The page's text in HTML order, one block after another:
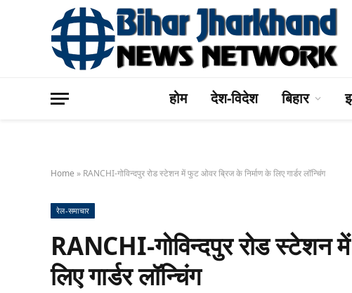
होम देश-विदेश बिहार
Home » RANCHI-गोविन्दपुर रोड स्टेशन में फुट ओवर ब्रिज के निर्माण के लिए गार्डर लॉन्चिंग
रेल-समाचार
RANCHI-गोविन्दपुर रोड स्टेशन
लिए गार्डर लॉन्चिंग